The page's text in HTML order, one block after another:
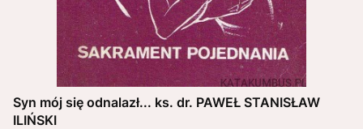
Syn mój się odnalazł... ks. dr. PAWEŁ STANISŁAW
ILIŃSKI